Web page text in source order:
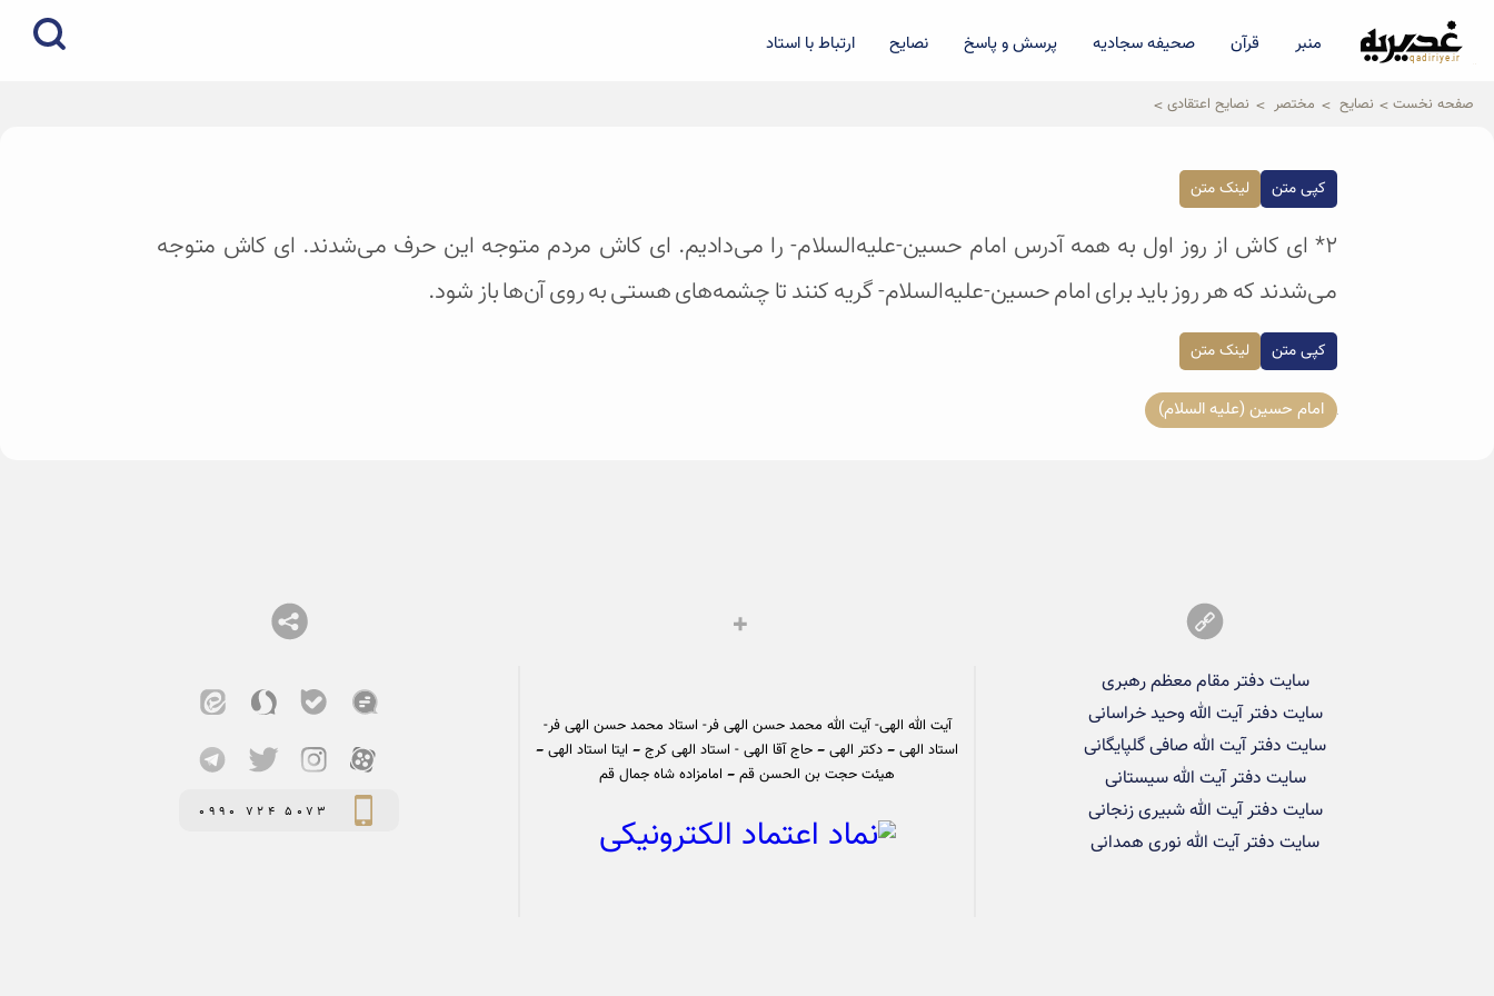
qadiriye.ir
نشریه ی غدیریه-بیانات استاد
منبر قرآن صحیفه سجادیه پرسش و پاسخ نصایح ارتباط با استاد
صفحه نخست نصایح مختصر نصایح اعتقادی
کپی متن لینک متن
2* ای کاش از روز اول به همه آدرس امام حسین-علیه‌السلام- را می‌دادیم. ای کاش مردم متوجه این حرف می‌شدند. ای کاش متوجه
می‌شدند که هر روز باید برای امام حسین-علیه‌السلام- گریه کنند تا چشمه‌های هستی به روی آن‌ها باز شود.
کپی متن لینک متن
امام حسین (علیه السلام)
سایت دفتر مقام معظم رهبری
سایت دفتر آیت الله وحید خراسانی
سایت دفتر آیت الله صافی گلپایگانی
سایت دفتر آیت الله سیستانی
سایت دفتر آیت الله شبیری زنجانی
سایت دفتر آیت الله نوری همدانی
آیت الله الهی- آیت الله محمد حسن الهی فر- استاد محمد حسن الهی فر-
استاد الهی – دکتر الهی – حاج آقا الهی - استاد الهی کرج – ایتا استاد الهی –
هیئت حجت بن الحسن قم – امامزاده شاه جمال قم
0990 724 5073